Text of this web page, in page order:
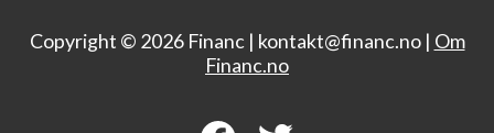
Copyright © 2026 Financ | kontakt@financ.no | Om
Financ.no